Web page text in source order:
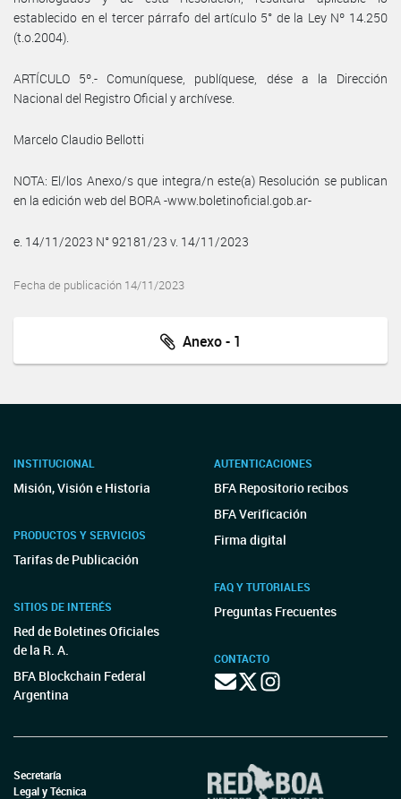
establecido en el tercer párrafo del artículo 5° de la Ley Nº 14.250
(t.o.2004).
ARTÍCULO 5º.- Comuníquese, publíquese, dése a la Dirección
Nacional del Registro Oficial y archívese.
Marcelo Claudio Bellotti
NOTA: El/los Anexo/s que integra/n este(a) Resolución se publican
en la edición web del BORA -www.boletinoficial.gob.ar-
e. 14/11/2023 N° 92181/23 v. 14/11/2023
Fecha de publicación 14/11/2023
Anexo - 1
INSTITUCIONAL
Misión, Visión e Historia
PRODUCTOS Y SERVICIOS
Tarifas de Publicación
SITIOS DE INTERÉS
Red de Boletines Oficiales
de la R. A.
BFA Blockchain Federal
Argentina
AUTENTICACIONES
BFA Repositorio recibos
BFA Verificación
Firma digital
FAQ Y TUTORIALES
Preguntas Frecuentes
CONTACTO
Secretaría
Legal y Técnica